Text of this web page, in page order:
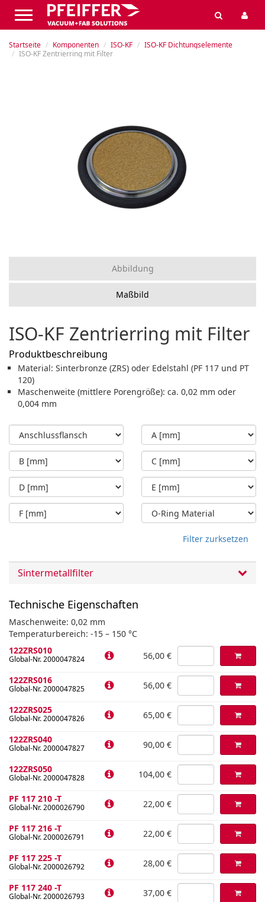
Startseite Komponenten ISO-KF
ISO-KF Dichtungselemente
ISO-KF Zentrierring mit Filter
Abbildung
Maßbild
ISO-KF Zentrierring mit Filter
Produktbeschreibung
Material: Sinterbronze (ZRS) oder Edelstahl (PF 117 und PT
120)
Maschenweite (mittlere Porengröße): ca. 0,02 mm oder
0,004 mm
Filter zurksetzen
Sintermetallfilter
Technische Eigenschaften
Maschenweite: 0,02 mm
Temperaturbereich: -15 – 150 °C
122ZRS010
Global-Nr. 2000047824 56,00 €
122ZRS016
Global-Nr. 2000047825 56,00 €
122ZRS025
Global-Nr. 2000047826 65,00 €
122ZRS040
Global-Nr. 2000047827 90,00 €
122ZRS050
Global-Nr. 2000047828 104,00 €
PF 117 210 -T
Global-Nr. 2000026790 22,00 €
PF 117 216 -T
Global-Nr. 2000026791 22,00 €
PF 117 225 -T
Global-Nr. 2000026792 28,00 €
PF 117 240 -T
Global-Nr. 2000026793 37,00 €